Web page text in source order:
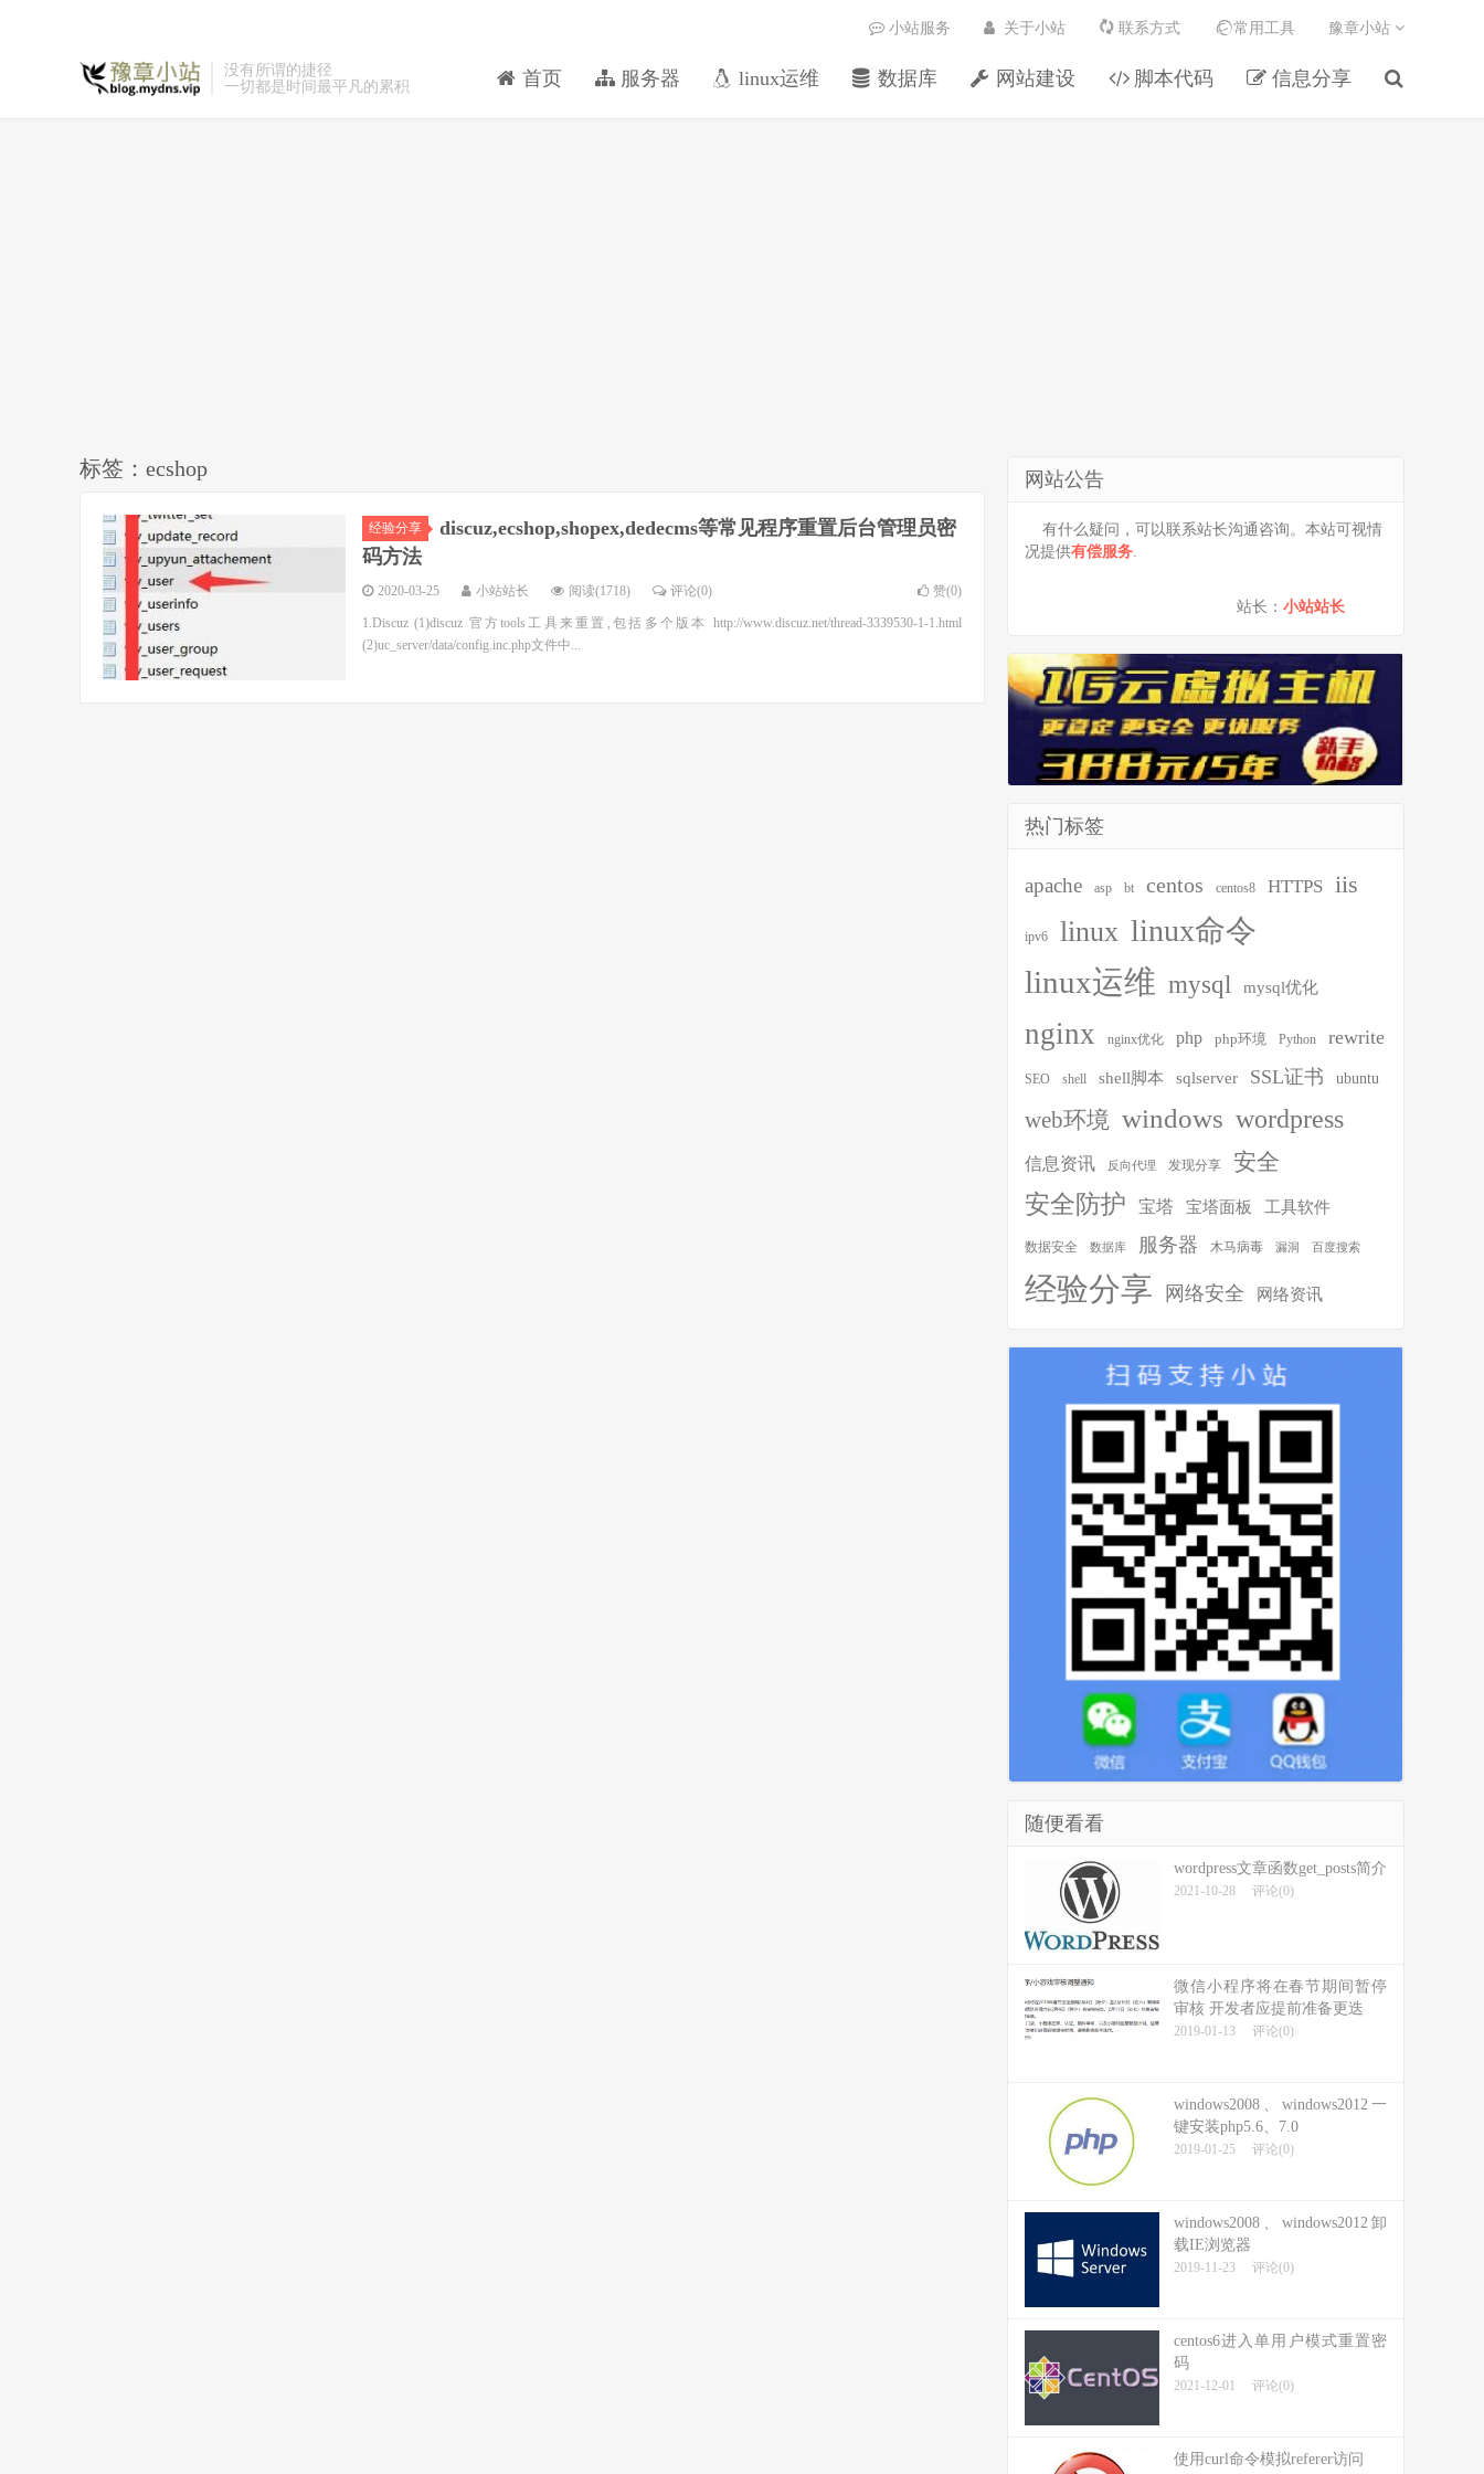
没有所谓的捷径
一切都是时间最平凡的累积
首页 服务器 linux运维 数据库 网站建设 脚本代码 信息分享
小站服务 关于小站 联系方式 常用工具 豫章小站
标签：ecshop
经验分享
discuz,ecshop,shopex,dedecms等常见程序重置后台管理员密
码方法
2020-03-25 小站站长 阅读(1718) 评论(0) 赞(0)
1.Discuz (1)discuz 官方tools工具来重置,包括多个版本 http://www.discuz.net/thread-3339530-1-1.html
(2)uc_server/data/config.inc.php文件中...
网站公告
有什么疑问，可以联系站长沟通咨询。本站可视情
况提供有偿服务.
站长： 小站站长
热门标签
apache asp bt centos centos8 HTTPS iis
ipv6 linux linux命令
linux运维 mysql mysql优化
nginx nginx优化 php php环境 Python rewrite
SEO shell shell脚本 sqlserver SSL证书 ubuntu
web环境 windows wordpress
信息资讯 反向代理 发现分享 安全
安全防护 宝塔 宝塔面板 工具软件
数据安全 数据库 服务器 木马病毒 漏洞 百度搜索
经验分享 网络安全 网络资讯
随便看看
wordpress文章函数get_posts简介
2021-10-28 评论(0)
微信小程序将在春节期间暂停
审核 开发者应提前准备更迭
2019-01-13 评论(0)
windows2008、windows2012一
键安装php5.6、7.0
2019-01-25 评论(0)
windows2008、windows2012卸
载IE浏览器
2019-11-23 评论(0)
centos6进入单用户模式重置密
码
2021-12-01 评论(0)
使用curl命令模拟referer访问